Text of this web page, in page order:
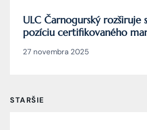
ULC Čarnogurský rozširuje
pozíciu certifikovaného
27 novembra 2025
STARŠIE